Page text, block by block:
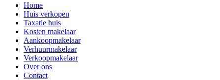
Home
Huis verkopen
Taxatie huis
Kosten makelaar
Aankoopmakelaar
Verhuurmakelaar
Verkoopmakelaar
Over ons
Contact